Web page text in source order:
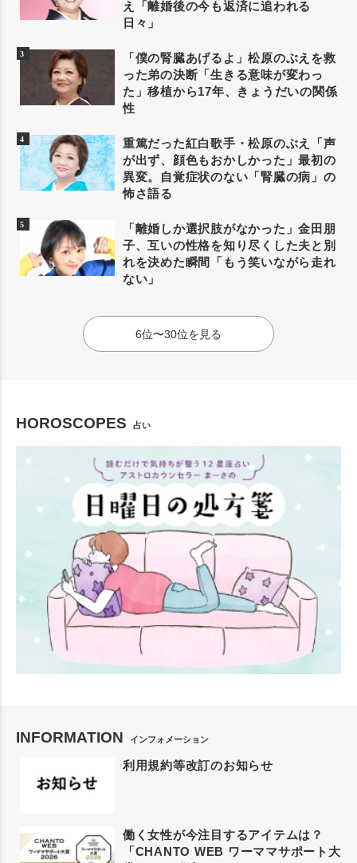
え「離婚後の今も返済に追われる
日々」
「僕の腎臓あげるよ」松原のぶえを救
った弟の決断「生きる意味が変わっ
た」移植から17年、きょうだいの関係
性
重篤だった紅白歌手・松原のぶえ「声
が出ず、顔色もおかしかった」最初の
異変。自覚症状のない「腎臓の病」の
怖さ語る
「離婚しか選択肢がなかった」金田朋
子、互いの性格を知り尽くした夫と別
れを決めた瞬間「もう笑いながら走れ
ない」
6位〜30位を見る
HOROSCOPES 占い
INFORMATION インフォメーション
利用規約等改訂のお知らせ
働く女性が今注目するアイテムは？
「CHANTO WEB ワーママサポート大